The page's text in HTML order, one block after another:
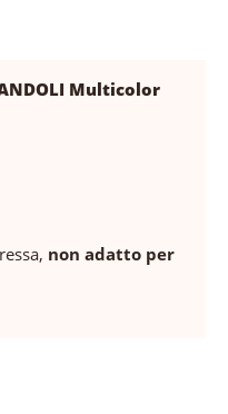
Multicolor
non adatto per